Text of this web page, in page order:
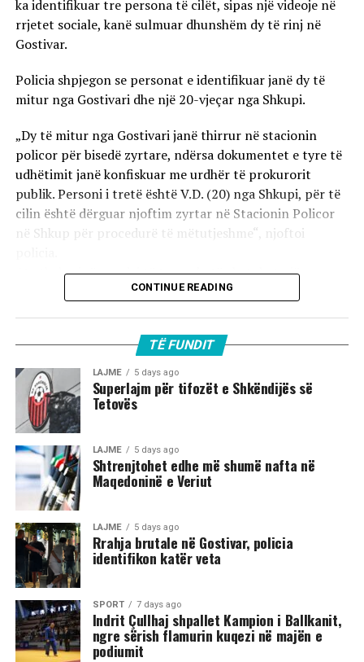
ka identifikuar tre persona të cilët, sipas një videoje në
rrjetet sociale, kanë sulmuar dhunshëm dy të rinj në
Gostivar.
Policia shpjegon se personat e identifikuar janë dy të
mitur nga Gostivari dhe një 20-vjeçar nga Shkupi.
„Dy të mitur nga Gostivari janë thirrur në stacionin
policor për bisedë zyrtare, ndërsa dokumentet e tyre të
udhëtimit janë konfiskuar me urdhër të prokurorit
publik. Personi i tretë është V.D. (20) nga Shkupi, për të
cilin është dërguar njoftim zyrtar në Stacionin Policor
në Shkup për procedurë të mëtutjeshme“, njoftoi
Ata theksojnë se ndaj të treve do të zbatohet një
procedurë e përshpejtuar para gjykatës sapo të
autoriteteve, sulmi ka ndodhur në orët e para të
mëngjesit të 2 gushtit në rrugën „Borçe Jovanoski“, ku
dy të rinj janë goditur me mjete dhe shkopinj druri.
Në rrjetet sociale u shfaq një video-incizim shqetësues
nga Gostivari, në të cilin shfaqet një përleshje e ashpër
fizike mes një grupi më të madh të rinjsh.
Sipas informacioneve të publikuara, gjatë rrahjes, njëri
nga djemtë është goditur në pjesën e kokës, pas së cilës
ka rënë në tokë dhe ka mbetur i palëvizshëm.
Përkundër faktit se po shtrihej në rrugë, në incizim
shihet se sulmi ka vazhduar me goditje të shumta ndaj
trupit të tij, gjë që ka shkaktuar reagime dhe dënime të
ashpra në rrjetet sociale.(INA)
CONTINUE READING
TË FUNDIT
LAJME 5 days ago
Superlajm për tifozët e Shkëndijës së
Tetovës
LAJME 5 days ago
Shtrenjtohet edhe më shumë nafta në
Maqedoninë e Veriut
LAJME 5 days ago
Rrahja brutale në Gostivar, policia
identifikon katër veta
SPORT 7 days ago
Indrit Çullhaj shpallet Kampion i Ballkanit,
ngre sërish flamurin kuqezi në majën e
podiumit